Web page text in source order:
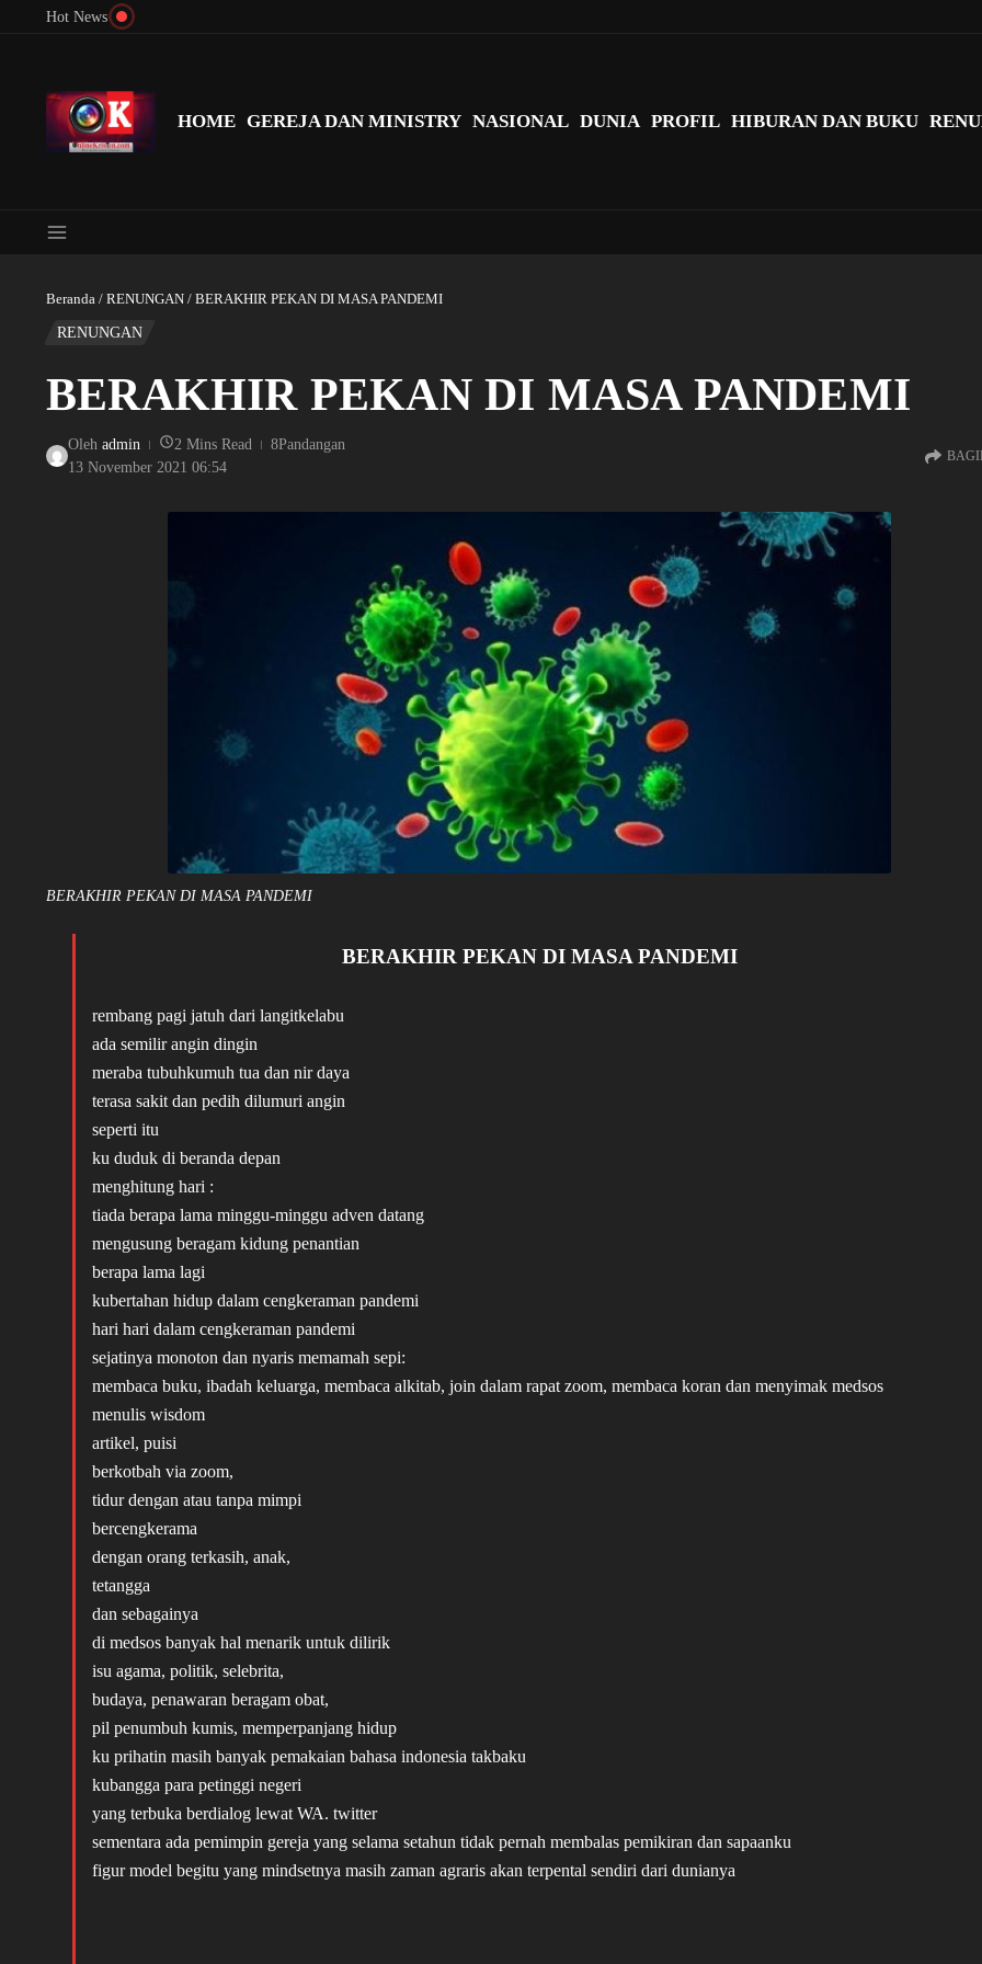
Lewati ke konten
Hot News
HOME GEREJA DAN MINISTRY NASIONAL DUNIA PROFIL HIBURAN DAN BUKU
Beranda / RENUNGAN / BERAKHIR PEKAN DI MASA PANDEMI
RENUNGAN
BERAKHIR PEKAN DI MASA PANDEMI
Oleh admin 2 Mins Read
8Pandangan
13 November 2021 06:54
BERAKHIR PEKAN DI MASA PANDEMI
BERAKHIR PEKAN DI MASA PANDEMI
rembang pagi jatuh dari langitkelabu
ada semilir angin dingin
meraba tubuhkumuh tua dan nir daya
terasa sakit dan pedih dilumuri angin
seperti itu
ku duduk di beranda depan
menghitung hari :
tiada berapa lama minggu-minggu adven datang
mengusung beragam kidung penantian
berapa lama lagi
kubertahan hidup dalam cengkeraman pandemi
hari hari dalam cengkeraman pandemi
sejatinya monoton dan nyaris memamah sepi:
membaca buku, ibadah keluarga, membaca alkitab, join dalam rapat zoom, membaca koran dan menyimak medsos
menulis wisdom
artikel, puisi
berkotbah via zoom,
tidur dengan atau tanpa mimpi
bercengkerama
dengan orang terkasih, anak,
tetangga
dan sebagainya
di medsos banyak hal menarik untuk dilirik
isu agama, politik, selebrita,
budaya, penawaran beragam obat,
pil penumbuh kumis, memperpanjang hidup
ku prihatin masih banyak pemakaian bahasa indonesia takbaku
kubangga para petinggi negeri
yang terbuka berdialog lewat WA. twitter
sementara ada pemimpin gereja yang selama setahun tidak pernah membalas pemikiran dan sapaanku
figur model begitu yang mindsetnya masih zaman agraris akan terpental sendiri dari dunianya